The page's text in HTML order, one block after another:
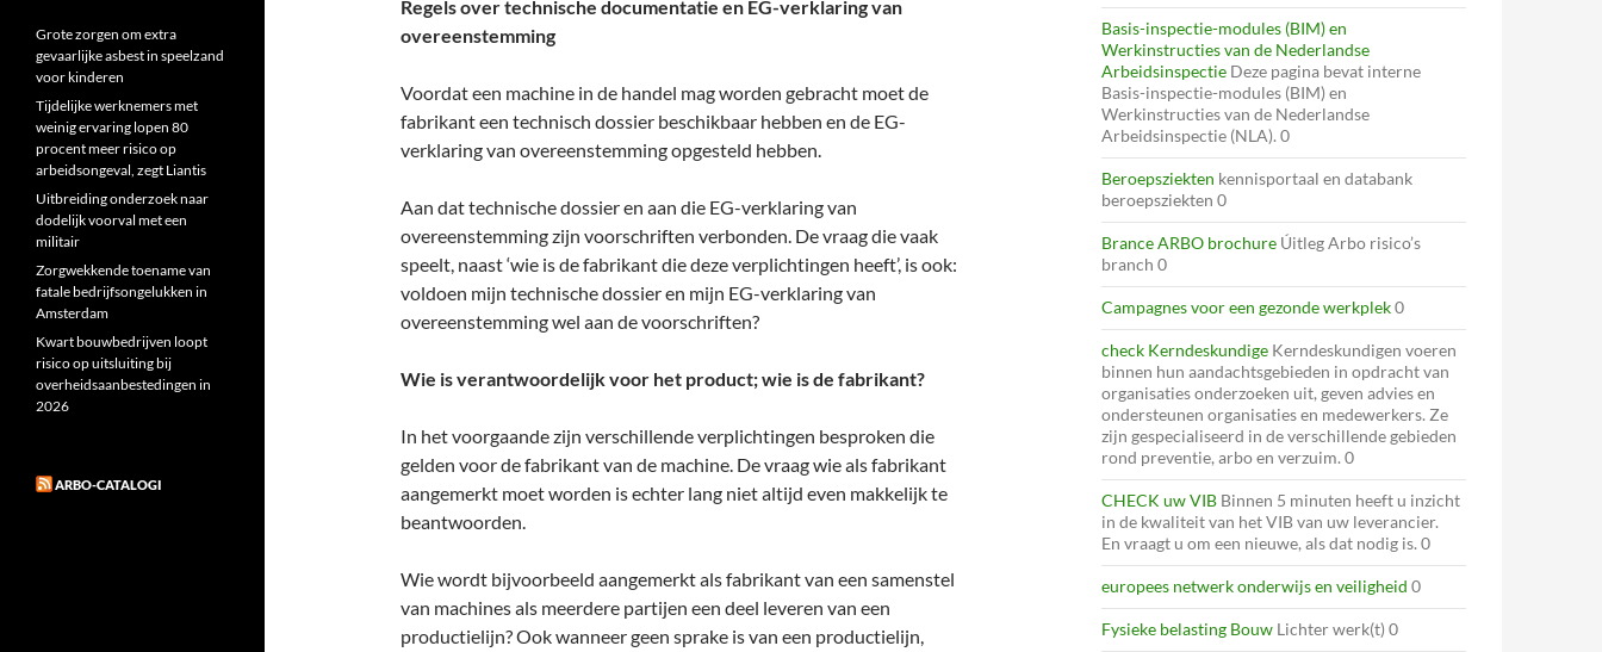
Regels over technische documentatie en EG-verklaring van
overeenstemming
Voordat een machine in de handel mag worden gebracht moet de
fabrikant een technisch dossier beschikbaar hebben en de EG-
verklaring van overeenstemming opgesteld hebben.
Aan dat technische dossier en aan die EG-verklaring van
overeenstemming zijn voorschriften verbonden. De vraag die vaak
speelt, naast ‘wie is de fabrikant die deze verplichtingen heeft’, is ook:
voldoen mijn technische dossier en mijn EG-verklaring van
overeenstemming wel aan de voorschriften?
Wie is verantwoordelijk voor het product; wie is de fabrikant?
In het voorgaande zijn verschillende verplichtingen besproken die
gelden voor de fabrikant van de machine. De vraag wie als fabrikant
aangemerkt moet worden is echter lang niet altijd even makkelijk te
beantwoorden.
Wie wordt bijvoorbeeld aangemerkt als fabrikant van een samenstel
van machines als meerdere partijen een deel leveren van een
productielijn? Ook wanneer geen sprake is van een productielijn,
Basis-inspectie-modules (BIM) en
Werkinstructies van de Nederlandse
Arbeidsinspectie Deze pagina bevat interne
Basis-inspectie-modules (BIM) en
Werkinstructies van de Nederlandse
Arbeidsinspectie (NLA). 0
Beroepsziekten kennisportaal en databank
beroepsziekten 0
Brance ARBO brochure Úitleg Arbo risico’s
branch 0
Campagnes voor een gezonde werkplek0
check Kerndeskundige Kerndeskundigen voeren
binnen hun aandachtsgebieden in opdracht van
organisaties onderzoeken uit, geven advies en
ondersteunen organisaties en medewerkers. Ze
zijn gespecialiseerd in de verschillende gebieden
rond preventie, arbo en verzuim. 0
CHECK uw VIB Binnen 5 minuten heeft u inzicht
in de kwaliteit van het VIB van uw leverancier.
En vraagt u om een nieuwe, als dat nodig is. 0
europees netwerk onderwijs en veiligheid 0
Fysieke belasting Bouw Lichter werk(t) 0
Grote zorgen om extra
gevaarlijke asbest in speelzand
voor kinderen
Tijdelijke werknemers met
weinig ervaring lopen 80
procent meer risico op
arbeidsongeval, zegt Liantis
Uitbreiding onderzoek naar
dodelijk voorval met een
militair
Zorgwekkende toename van
fatale bedrijfsongelukken in
Amsterdam
Kwart bouwbedrijven loopt
risico op uitsluiting bij
overheidsaanbestedingen in
2026
ARBO-CATALOGI